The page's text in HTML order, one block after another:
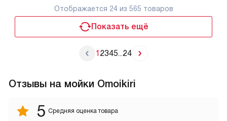
Отображается 24из 565 товаров
Показать ещё
1 2345 24
Отзывы на мойки Omoikiri
5 Средняя оценка товара